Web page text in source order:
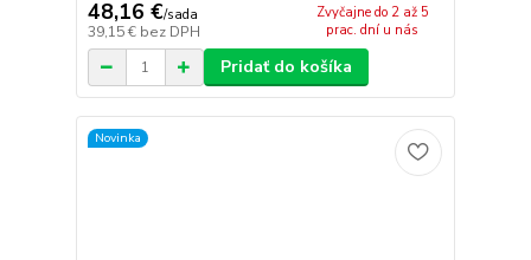
48,16 €/sada
39,15 € bez DPH
Zvyčajne do 2 až 5
prac. dní u nás
Pridať do košíka
Novinka